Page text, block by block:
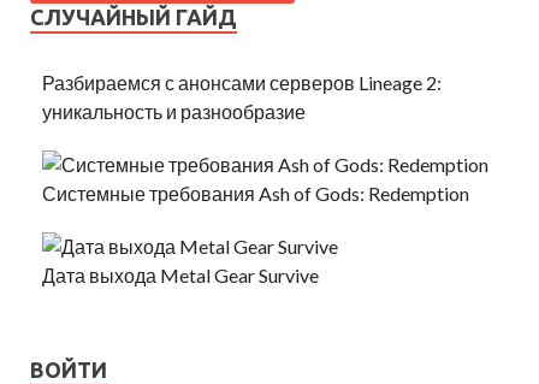
СЛУЧАЙНЫЙ ГАЙД
Разбираемся с анонсами серверов Lineage 2:
уникальность и разнообразие
Системные требования Ash of Gods: Redemption
Дата выхода Metal Gear Survive
ВОЙТИ